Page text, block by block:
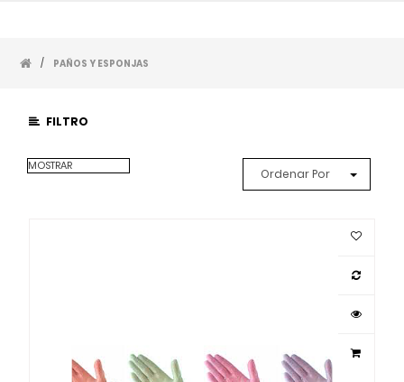
/ PAÑOS Y ESPONJAS
FILTRO
MOSTRAR
Ordenar Por